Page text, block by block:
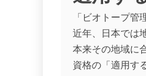
「ビオトープ
近年、日本では
本来その地域に
資格の「適用す